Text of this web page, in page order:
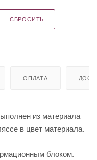
СБРОСИТЬ
ОПЛАТА
из материала
в цвет материала.
блоком.